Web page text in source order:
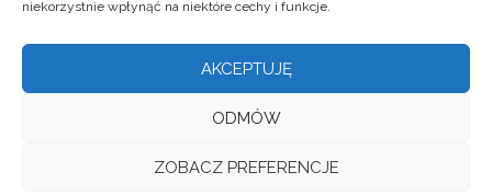
niekorzystnie wpłynąć na niektóre cechy i funkcje.
AKCEPTUJĘ
ODMÓW
ZOBACZ PREFERENCJE
Think Up Themes Ltd . Powered by